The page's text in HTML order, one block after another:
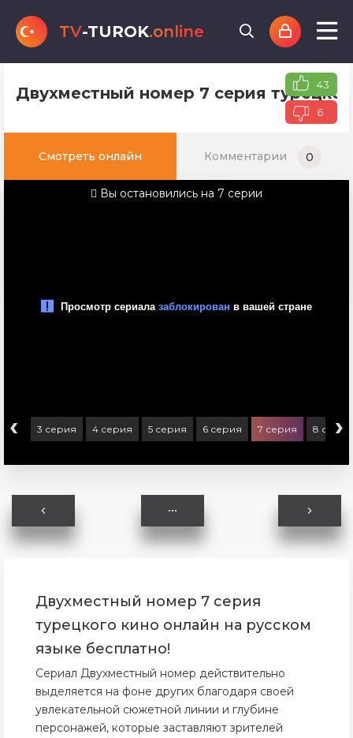
TV-TUROK.online
Двухместный номер 7 серия 43
6
Смотреть онлайн Комментарии 0
Вы остановились на 7 серии
‹ 3 серия 4 серия 5 серия 6 серия 7 серия 8 серия
›
Двухместный номер 7 серия
турецкого кино онлайн на русском
языке бесплатно!
Сериал Двухместный номер действительно
выделяется на фоне других благодаря своей
увлекательной сюжетной линии и глубине
персонажей, которые заставляют зрителей